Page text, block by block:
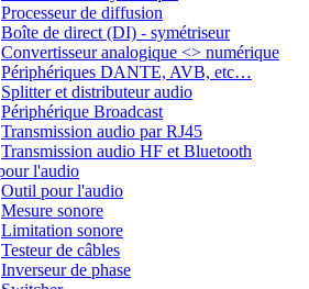
Processeur de diffusion
Boîte de direct (DI) - symétriseur
Convertisseur analogique <> numérique
Périphériques DANTE, AVB, etc…
Splitter et distributeur audio
Périphérique Broadcast
Transmission audio par RJ45
Transmission audio HF et Bluetooth
l'audio
Outil pour l'audio
Mesure sonore
Limitation sonore
Testeur de câbles
Inverseur de phase